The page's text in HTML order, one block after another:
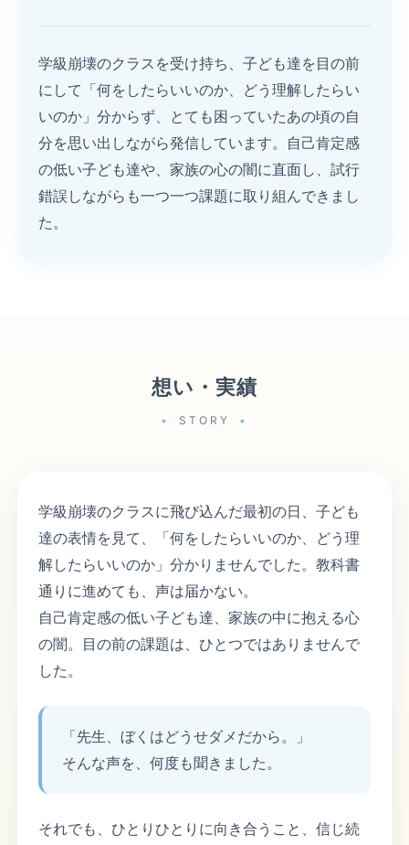
学級崩壊のクラスを受け持ち、子ども達を目の前
にして「何をしたらいいのか、どう理解したらい
いのか」分からず、とても困っていたあの頃の自
分を思い出しながら発信しています。自己肯定感
の低い子ども達や、家族の心の闇に直面し、試行
錯誤しながらも一つ一つ課題に取り組んできまし
た。
想い・実績
STORY
学級崩壊のクラスに飛び込んだ最初の日、子ども
達の表情を見て、「何をしたらいいのか、どう理
解したらいいのか」分かりませんでした。教科書
通りに進めても、声は届かない。
自己肯定感の低い子ども達、家族の中に抱える心
の闇。目の前の課題は、ひとつではありませんで
した。
「先生、ぼくはどうせダメだから。」
そんな声を、何度も聞きました。
それでも、ひとりひとりに向き合うこと、信じ続